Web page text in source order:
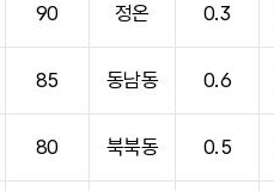
90 정온 0.3
85 동남동 0.6
80 북북동 0.5